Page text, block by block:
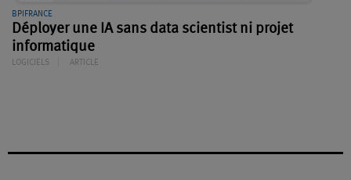
BPIFRANCE
Déployer une IA sans data scientist ni projet
informatique
LOGICIELS ARTICLE